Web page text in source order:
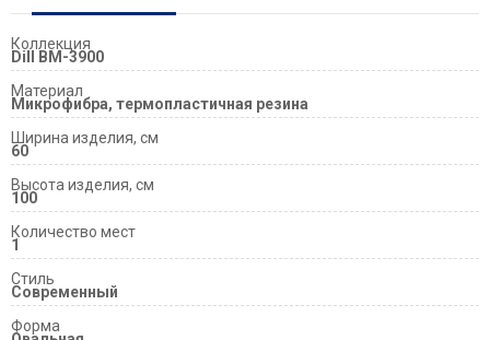
Коллекция
Dill BM-3900
Материал
Микрофибра, термопластичная резина
Ширина изделия, см
60
Высота изделия, см
100
Количество мест
1
Стиль
Современный
Форма